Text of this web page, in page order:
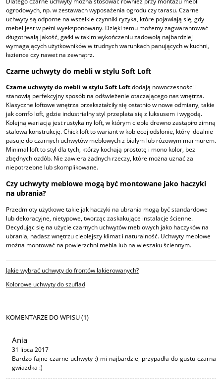
ogrodowych, np. w zestawach wyposażenia ogrodu czy tarasu. Czarne
uchwyty są odporne na wszelkie czynniki ryzyka, które pojawiają się, gdy
mebel jest w pełni wyeksponowany. Dzięki temu możemy zagwarantować
długotrwałą jakość, gałki w takim wykończeniu zadowolą najbardziej
wymagających użytkowników w trudnych warunkach panujących w kuchni,
łazience czy nawet na zewnątrz.
Czarne uchwyty do mebli w stylu Soft Loft
Czarne uchwyty do mebli w stylu Soft Loftdodają nowoczesności i
stanowią perfekcyjny sposób na odświeżenie otaczającego nas wnętrza.
Klasyczne loftowe wnętrza przekształciły się ostatnio w nowe odmiany, takie
jak comfo loft, gdzie industrialny styl przeplata się z luksusem i wygodą.
Kolejną wariacją jest rustykalny loft, w którym ciepłe drewno zastąpiło zimną
stalową konstrukcję. Chick loft to wariant w kobiecej odsłonie, który idealnie
pasuje do czarnych uchwytów meblowych z białym lub różowym marmurem.
Minimal loft to styl dla tych, którzy kochają prostotę i mono kolor, bez
zbędnych ozdób. Nie zawiera żadnych rzeczy, które można uznać za
niepotrzebne lub skomplikowane.
Czy uchwyty meblowe mogą być montowane jako haczyki
na ubrania?
Przedmioty użytkowe takie jak haczyki na ubrania mogą być standardowe
lub dekoracyjne, nietypowe, tworząc zaskakujące instalacje ścienne.
Decydując się na użycie czarnych uchwytów meblowych jako haczyków na
ubrania, nadasz wnętrzu cieplejszy klimat i naturalność. Uchwyty meblowe
można montować na powierzchni mebla lub na wieszaku ściennym.
Jakie wybrać uchwyty do frontów lakierowanych?
Kolorowe uchwyty do szuflad
KOMENTARZE DO WPISU (1)
Ania
31 lipca 2017
Bardzo fajne czarne uchwyty :) mi najbardziej przypadła do gustu czarna
gwiazdka :)